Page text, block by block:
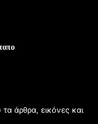
άρθρα, εικόνες και